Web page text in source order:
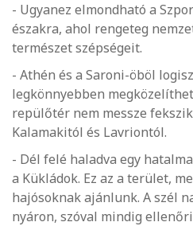
- Ugyanez elmondható a
északra, ahol rengeteg
természet szépségeit.
- Athén és a Saroni-öböl
legkönnyebben
repülőtér nem messze
Kalamakitól és Lavriontól.
- Dél felé haladva egy
a Kükládok. Ez az a terület,
hajósoknak ajánlunk. A szél
nyáron, szóval mindig